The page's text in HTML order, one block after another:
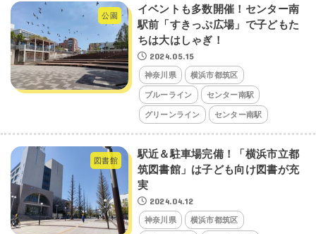
公園
イベントも多数開催！センター南
駅前「すきっぷ広場」で子どもた
ちは大はしゃぎ！
2024.05.15
神奈川県 横浜市都筑区
ブルーライン センター南駅
グリーンライン センター南駅
図書館
駅近＆駐車場完備！「横浜市立都
筑図書館」は子ども向け図書が充
実
2024.04.12
神奈川県 横浜市都筑区